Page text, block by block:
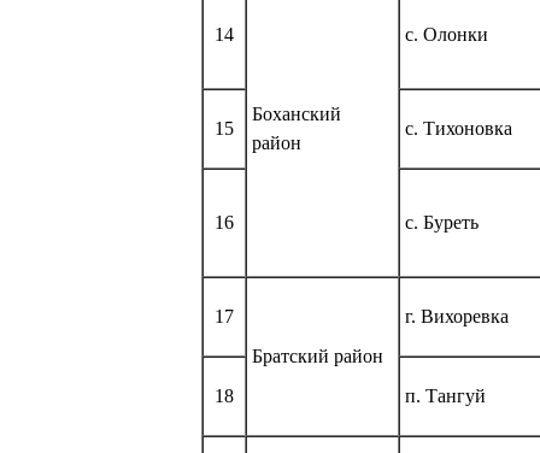
14
Боханский
район
с. Олонки
15 с. Тихоновка
16 с. Буреть
17
Братский район
г. Вихоревка
18 п. Тангуй